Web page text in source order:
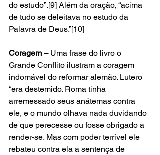
do estudo”.[9] Além da oração, “acima
de tudo se deleitava no estudo da
Palavra de Deus.”[10]
Coragem – Uma frase do livro o
Grande Conflito ilustram a coragem
indomável do reformar alemão. Lutero
“era destemido. Roma tinha
arremessado seus anátemas contra
ele, e o mundo olhava nada duvidando
de que perecesse ou fosse obrigado a
render-se. Mas com poder terrível ele
rebateu contra ela a sentença de